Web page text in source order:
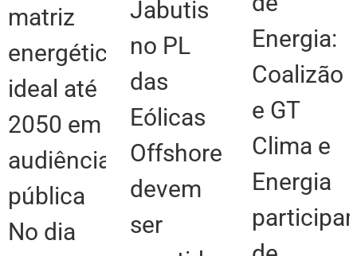
matriz
energética
ideal até
2050 em
audiência
pública
No dia
Jabutis
no PL
das
Eólicas
Offshore
devem
ser
Energia:
Coalizão
e GT
Clima e
Energia